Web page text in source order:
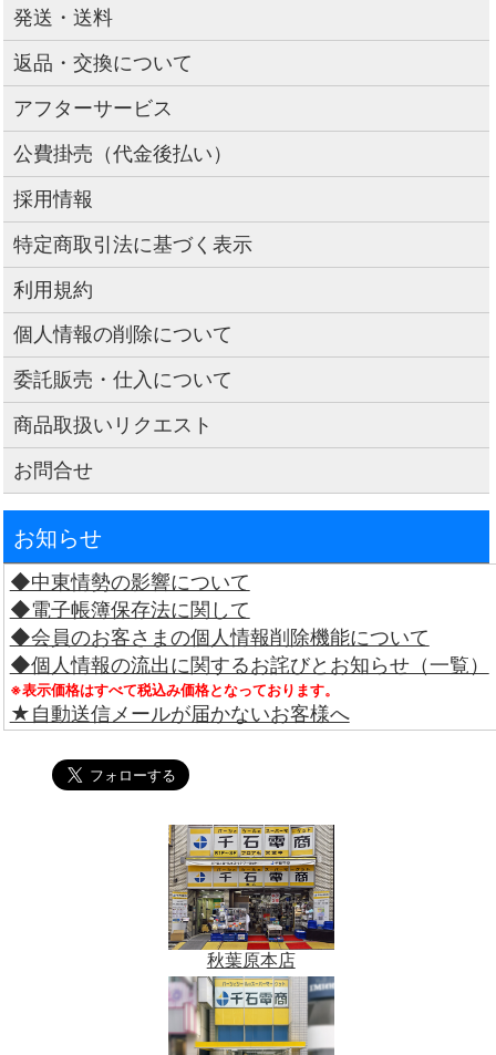
発送・送料
返品・交換について
アフターサービス
公費掛売（代金後払い）
採用情報
特定商取引法に基づく表示
利用規約
個人情報の削除について
委託販売・仕入について
商品取扱いリクエスト
お問合せ
お知らせ
◆中東情勢の影響について
◆電子帳簿保存法に関して
◆会員のお客さまの個人情報削除機能について
◆個人情報の流出に関するお詫びとお知らせ（一覧）
※表示価格はすべて税込み価格となっております。
★自動送信メールが届かないお客様へ
秋葉原本店